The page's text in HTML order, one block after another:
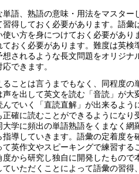
語、熟語の意味・用法をマスタ
得しておく必要があります。語
い方を身につけておく必要があ
おく必要があります。難度は英
されるような長文問題をオリジナ
できます。
ことは言うまでもなく、同程度
を出して英文を読む「音読」が
でいく「直読直解」が出来るよ
確に読むことができるようにな
学に頻出の単語熟語をくまなく
導していきます。語彙の定着度
英作文やスピーキングで練習す
から研究し独自に開発したもの
いただくことによって語彙の習得